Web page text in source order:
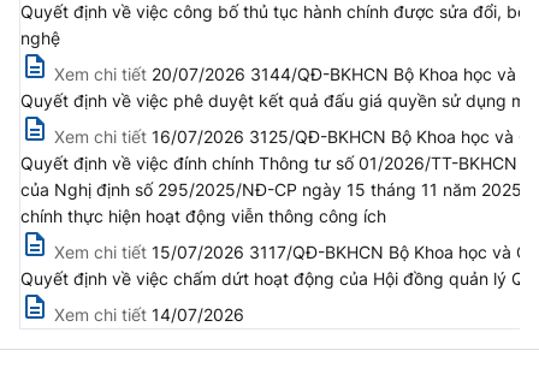
Quyết định về việc công bố thủ tục hành chính được sửa đổi,
nghệ
Xem chi tiết 20/07/2026 3144/QĐ-BKHCN Bộ Khoa học và
Quyết định về việc phê duyệt kết quả đấu giá quyền sử dụng
Xem chi tiết 16/07/2026 3125/QĐ-BKHCN Bộ Khoa học và
Quyết định về việc đính chính Thông tư số 01/2026/TT-BKHCN
của Nghị định số 295/2025/NĐ-CP ngày 15 tháng 11 năm 2025
chính thực hiện hoạt động viễn thông công ích
Xem chi tiết 15/07/2026 3117/QĐ-BKHCN Bộ Khoa học và
Quyết định về việc chấm dứt hoạt động của Hội đồng quản lý
Xem chi tiết 14/07/2026